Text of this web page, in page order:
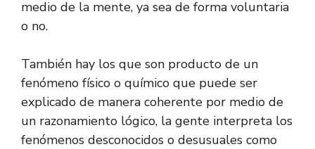
medio de la mente, ya sea de forma voluntaria
o no.
También hay los que son producto de un
fenómeno físico o químico que puede ser
explicado de manera coherente por medio de
un razonamiento lógico, la gente interpreta los
fenómenos desconocidos o desusuales como